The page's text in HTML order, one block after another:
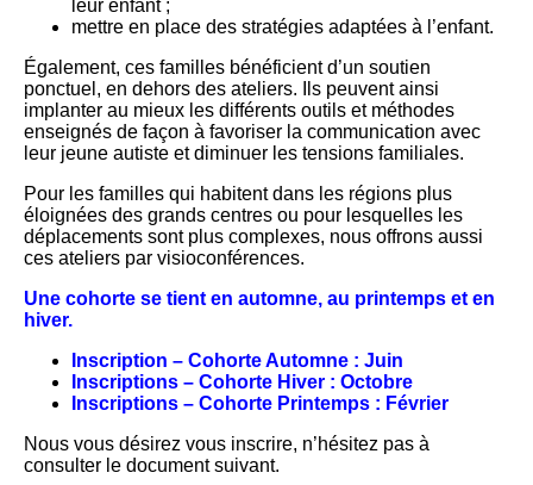
leur enfant ;
mettre en place des stratégies adaptées à l’enfant.
Également, ces familles bénéficient d’un soutien
ponctuel, en dehors des ateliers. Ils peuvent ainsi
implanter au mieux les différents outils et méthodes
enseignés de façon à favoriser la communication avec
leur jeune autiste et diminuer les tensions familiales.
Pour les familles qui habitent dans les régions plus
éloignées des grands centres ou pour lesquelles les
déplacements sont plus complexes, nous offrons aussi
ces ateliers par visioconférences.
Une cohorte se tient en automne, au printemps et en
hiver.
Inscription – Cohorte Automne : Juin
Inscriptions – Cohorte Hiver : Octobre
Inscriptions – Cohorte Printemps : Février
Nous vous désirez vous inscrire, n’hésitez pas à
consulter le document suivant.